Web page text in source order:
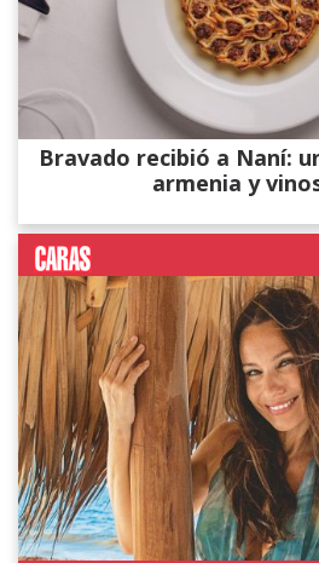
Bravado recibió a Naní:
armenia y